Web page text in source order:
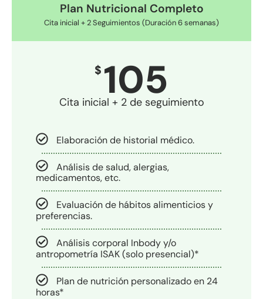
Plan Nutricional Completo
Cita inicial + 2 Seguimientos (Duración 6 semanas)
$ 105
Cita inicial + 2 de seguimiento
Elaboración de historial médico.
Análisis de salud, alergias,
medicamentos, etc.
Evaluación de hábitos alimenticios y
preferencias.
Análisis corporal Inbody y/o
antropometría ISAK (solo presencial)*
Plan de nutrición personalizado en 24
horas*